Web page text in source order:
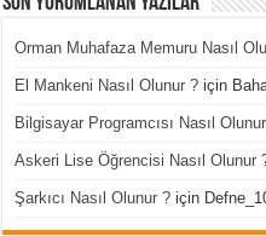
Orman Muhafaza Memuru Nasıl
El Mankeni Nasıl Olunur ? için
Bilgisayar Programcısı Nasıl
Askeri Lise Öğrencisi Nasıl Olunur
Şarkıcı Nasıl Olunur ? için